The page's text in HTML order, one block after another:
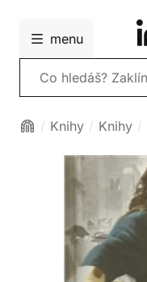
menu
Vyhledávání
Knihy Knihy